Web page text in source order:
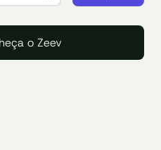
o Zeev